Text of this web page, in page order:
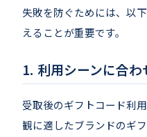
失敗を防ぐためには、以
えることが重要です。
利用シーンに合
受取後のギフトコード利
観に適したブランドのギ